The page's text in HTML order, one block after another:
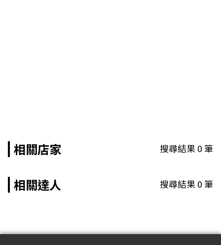
相關店家 搜尋結果0筆
相關達人 搜尋結果0筆